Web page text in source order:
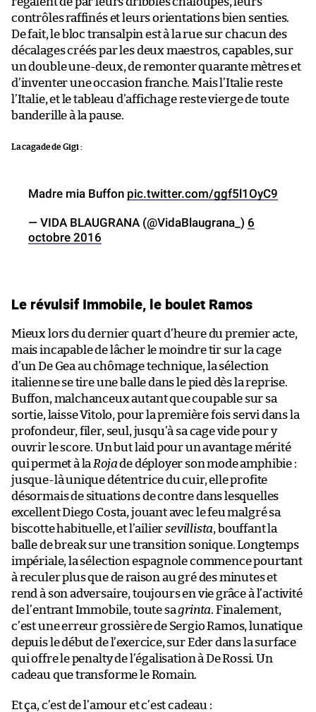
contrôles raffinés et leurs orientations bien senties.
De fait, le bloc transalpin est à la rue sur chacun des
décalages créés par les deux maestros, capables, sur
un double une-deux, de remonter quarante mètres et
d’inventer une occasion franche. Mais l’Italie reste
l’Italie, et le tableau d’affichage reste vierge de toute
banderille à la pause.
La cagade de Gigi :
Madre mia Buffon pic.twitter.com/ggf5l1OyC9
— VIDA BLAUGRANA (@VidaBlaugrana_) 6
octobre 2016
Le révulsif Immobile, le boulet Ramos
Mieux lors du dernier quart d’heure du premier acte,
mais incapable de lâcher le moindre tir sur la cage
d’un De Gea au chômage technique, la sélection
italienne se tire une balle dans le pied dès la reprise.
Buffon, malchanceux autant que coupable sur sa
sortie, laisse Vitolo, pour la première fois servi dans la
profondeur, filer, seul, jusqu’à sa cage vide pour y
ouvrir le score. Un but laid pour un avantage mérité
qui permet à la Rojade déployer son mode amphibie :
jusque-là unique détentrice du cuir, elle profite
désormais de situations de contre dans lesquelles
excellent Diego Costa, jouant avec le feu malgré sa
biscotte habituelle, et l’ailiersevillista, bouffant la
balle de break sur une transition sonique. Longtemps
impériale, la sélection espagnole commence pourtant
à reculer plus que de raison au gré des minutes et
rend à son adversaire, toujours en vie grâce à l’activité
de l’entrant Immobile, toute sagrinta. Finalement,
c’est une erreur grossière de Sergio Ramos, lunatique
depuis le début de l’exercice, sur Eder dans la surface
qui offre le penalty de l’égalisation à De Rossi. Un
cadeau que transforme le Romain.
Et ça, c’est de l’amour et c’est cadeau :